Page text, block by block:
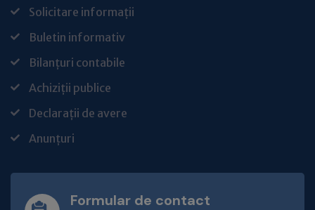
Solicitare informații
Buletin informativ
Bilanțuri contabile
Achiziții publice
Declarații de avere
Anunțuri
Formular de contact